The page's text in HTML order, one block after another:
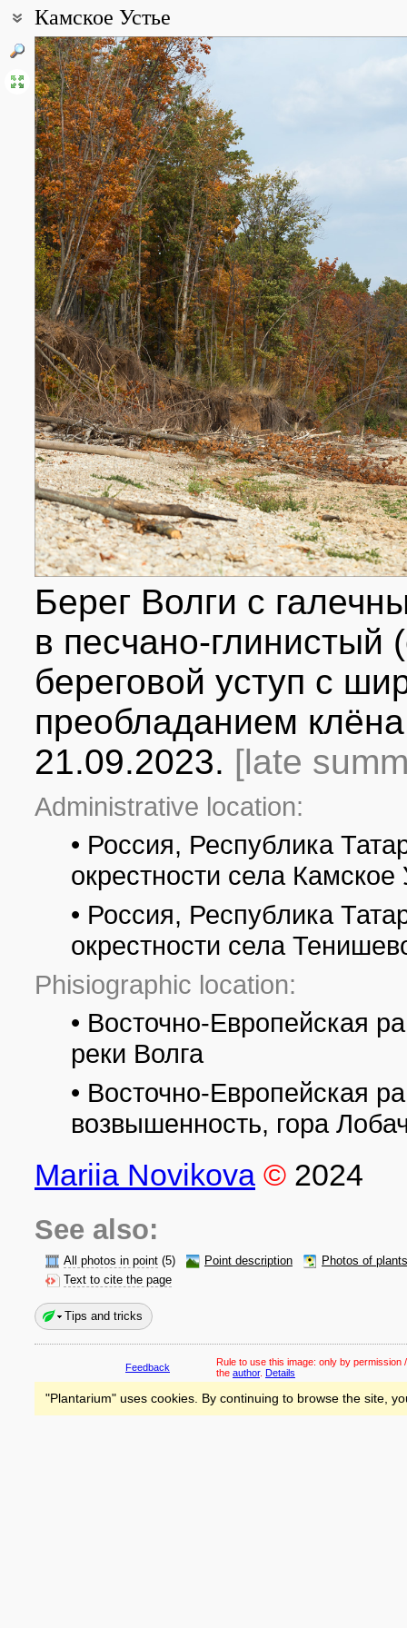
Камское Устье
Coordinates:
55° 13′ 40″ N, 49° 14′ 31″ E (view at maps of
Point description:
Рельеф Камско-Устьинского района – возвышенная равнина
расчлененная овражно-балочной сетью и крутым уступом,
Волге обнажаются верхнепермские коренные породы —
Камского Устья расположены известные гипсовые штольни и
All photos(5) Photos of plants & lichens(95)
Берег Волги с
в песчано-
береговой уступ с
преобладанием
21.09.2023. [late
Administrative location:
• Россия, Республика
окрестности села Камское
• Россия, Республика
окрестности села
Phisiographic location:
• Восточно-Европейская
реки Волга
• Восточно-Европейская
возвышенность, гора
Mariia Novikova © 2024
See also:
All photos in point (5) Point description
Photos of
Text to cite the page
Tips and tricks
Feedback Rule to use this image: only by permission
the author. Details
"Plantarium" uses cookies. By continuing to browse the site,